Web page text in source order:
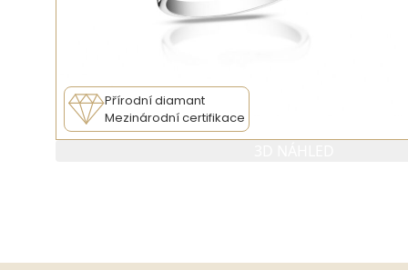
Přírodní diamant
Mezinárodní certifikace